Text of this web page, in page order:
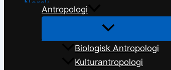
Antropologi
Biologisk Antropologi
Kulturantropologi